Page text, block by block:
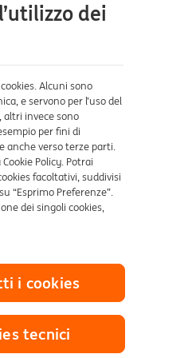
dei
Alcuni sono
e servono per l’uso del
altri invece sono
per fini di
anche verso terze parti.
Policy. Potrai
facoltativi, suddivisi
“Esprimo Preferenze”.
dei singoli cookies,
tecnici
i cookies